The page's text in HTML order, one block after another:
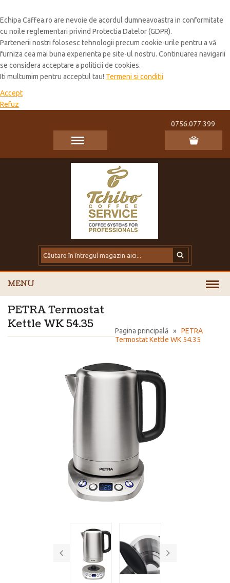
Echipa Caffea.ro are nevoie de acordul dumneavoastra in conformitate
cu noile reglementari privind Protectia Datelor (GDPR).
Partenerii nostri folosesc tehnologii precum cookie-urile pentru a vă
furniza cea mai buna experienta pe site-ul nostru. Continuarea navigarii
se considera acceptare a politicii de cookies.
Iti multumim pentru acceptul tau! Termeni si conditii
Accept
Refuz
0756.077.399
MENU
Pagina principală » PETRA
Termostat Kettle WK 54.35
PETRA Termostat
Kettle WK 54.35